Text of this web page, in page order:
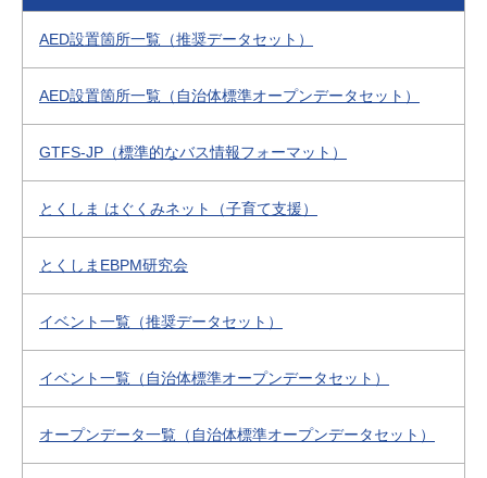
AED設置箇所一覧（推奨データセット）
AED設置箇所一覧（自治体標準オープンデータセット）
GTFS-JP（標準的なバス情報フォーマット）
とくしま はぐくみネット（子育て支援）
とくしまEBPM研究会
イベント一覧（推奨データセット）
イベント一覧（自治体標準オープンデータセット）
オープンデータ一覧（自治体標準オープンデータセット）